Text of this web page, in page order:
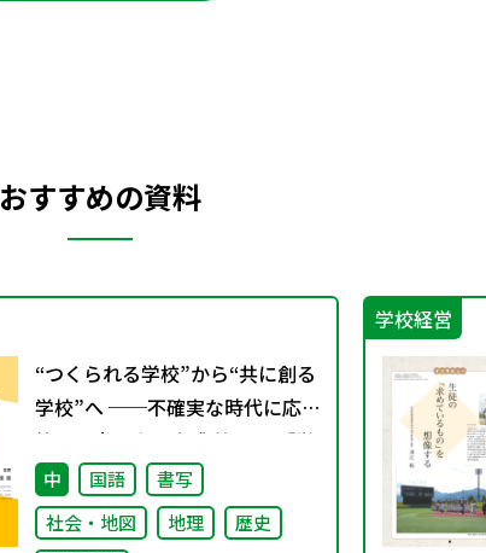
おすすめの資料
“つくられる学校”から“共に創る
学校”へ ──不確実な時代に応
答する小津中の実践 第二回 「学
校のコンパス」生徒が創る学校
の最上位方針
中 国語
書写
社会・地図
地理
歴史
学校経営